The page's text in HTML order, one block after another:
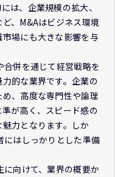
は、企業規模の拡大、
、M&Aはビジネス環境
場にも大きな影響を与
併を通じて経営戦略を
的な業界です。企業の
、高度な専門性や論理
が高く、スピード感の
力となります。しか
にはしっかりとした準備
向けて、業界の概要か